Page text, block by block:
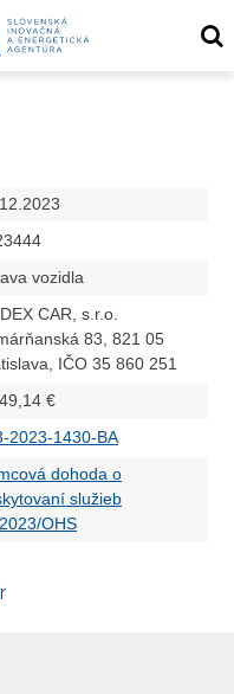
vozidla
CAR, s.r.o.
83, 821 05
IČO 35 860 251
€
2023-1430-BA
dohoda o
služieb
OHS